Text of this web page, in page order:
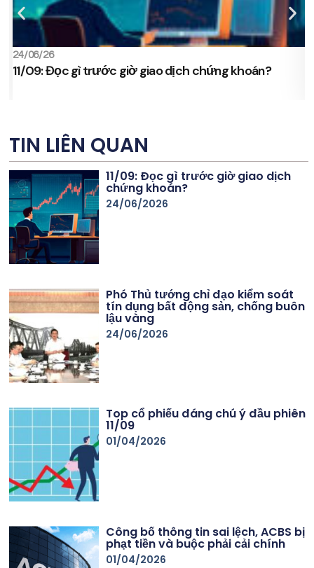
24/06/26
11/09: Đọc gì trước giờ giao dịch chứng khoán?
TIN LIÊN QUAN
11/09: Đọc gì trước giờ giao dịch
chứng khoán?
24/06/2026
Phó Thủ tướng chỉ đạo kiểm soát
tín dụng bất động sản, chống buôn
lậu vàng
24/06/2026
Top cổ phiếu đáng chú ý đầu phiên
11/09
01/04/2026
Công bố thông tin sai lệch, ACBS bị
phạt tiền và buộc phải cải chính
01/04/2026